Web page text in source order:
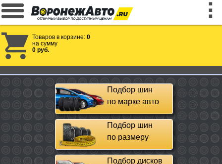
Товаров в корзине: 0
на сумму
0 руб.
Подбор шин
по марке авто
Подбор шин
по размеру
Подбор дисков